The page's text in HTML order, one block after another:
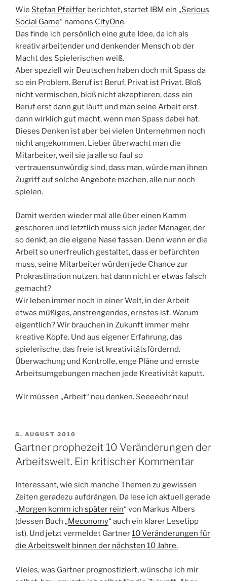
Wie Stefan Pfeiffer berichtet, startet IBM ein „Serious
Social Game“ namens CityOne.
Das finde ich persönlich eine gute Idee, da ich als
kreativ arbeitender und denkender Mensch ob der
Macht des Spielerischen weiß.
Aber speziell wir Deutschen haben doch mit Spass da
so ein Problem. Beruf ist Beruf, Privat ist Privat. Bloß
nicht vermischen, bloß nicht akzeptieren, dass ein
Beruf erst dann gut läuft und man seine Arbeit erst
dann wirklich gut macht, wenn man Spass dabei hat.
Dieses Denken ist aber bei vielen Unternehmen noch
nicht angekommen. Lieber überwacht man die
Mitarbeiter, weil sie ja alle so faul so
vertrauensunwürdig sind, dass man, würde man ihnen
Zugriff auf solche Angebote machen, alle nur noch
spielen.
Damit werden wieder mal alle über einen Kamm
geschoren und letztlich muss sich jeder Manager, der
so denkt, an die eigene Nase fassen. Denn wenn er die
Arbeit so unerfreulich gestaltet, dass er befürchten
muss, seine Mitarbeiter würden jede Chance zur
Prokrastination nutzen, hat dann nicht er etwas falsch
gemacht?
Wir leben immer noch in einer Welt, in der Arbeit
etwas müßiges, anstrengendes, ernstes ist. Warum
eigentlich? Wir brauchen in Zukunft immer mehr
kreative Köpfe. Und aus eigener Erfahrung, das
spielerische, das freie ist kreativitätsfördernd.
Überwachung und Kontrolle, enge Pläne und ernste
Arbeitsumgebungen machen jede Kreativität kaputt.
Wir müssen „Arbeit“ neu denken. Seeeeehr neu!
VERÖFFENTLICHT
AM
5. AUGUST 2010
Gartner prophezeit 10 Veränderungen der
Arbeitswelt. Ein kritischer Kommentar
Interessant, wie sich manche Themen zu gewissen
Zeiten geradezu aufdrängen. Da lese ich aktuell gerade
„Morgen komm ich später rein“ von Markus Albers
(dessen Buch „Meconomy“ auch ein klarer Lesetipp
ist). Und jetzt vermeldet Gartner10 Veränderungen für
die Arbeitswelt binnen der nächsten 10 Jahre.
Vieles, was Gartner prognostiziert, wünsche ich mir